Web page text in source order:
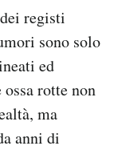
registi
sono solo
ed
rotte non
ma
anni di